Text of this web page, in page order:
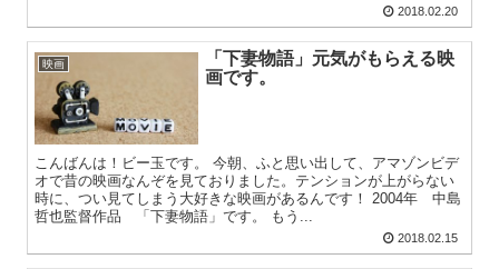
2018.02.20
映画
「下妻物語」元気がもらえる映
画です。
こんばんは！ビー玉です。 今朝、ふと思い出して、アマゾンビデ
オで昔の映画なんぞを見ておりました。テンションが上がらない
時に、つい見てしまう大好きな映画があるんです！ 2004年 中島
哲也監督作品 「下妻物語」です。 もう...
2018.02.15